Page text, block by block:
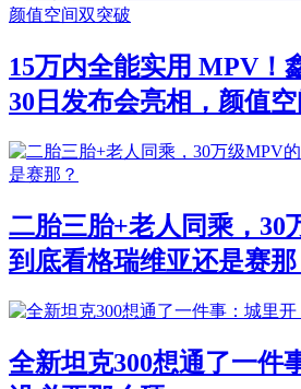
15万内全能实用 MPV！
30日发布会亮相，颜值
二胎三胎+老人同乘，30
到底看格瑞维亚还是赛那
全新坦克300想通了一件